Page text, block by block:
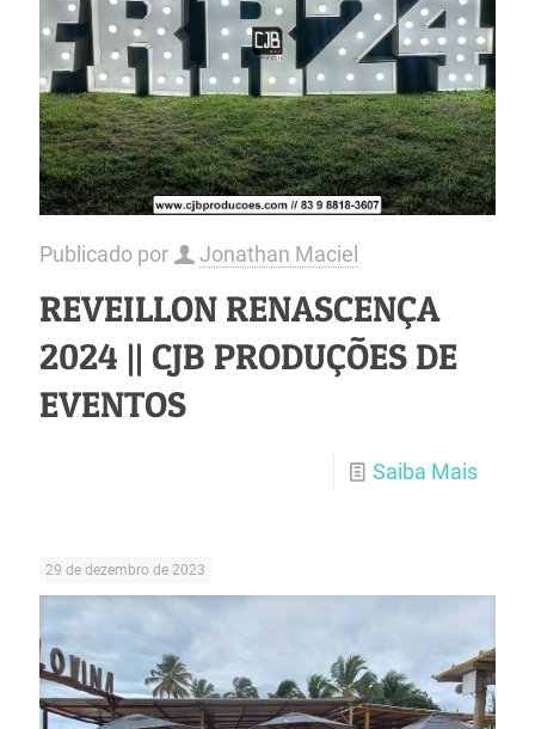
Publicado por Jonathan Maciel
REVEILLON RENASCENÇA
2024 || CJB PRODUÇÕES DE
EVENTOS
Saiba Mais
29 de dezembro de 2023